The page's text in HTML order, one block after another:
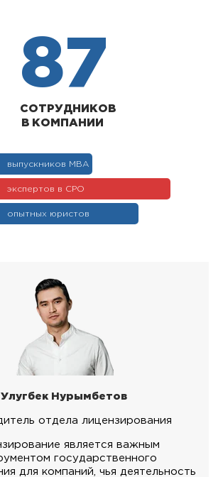
87
СОТРУДНИКОВ
В КОМПАНИИ
выпускников МВА
экспертов в СРО
опытных юристов
Улугбек Нурымбетов
отдела лицензирования
является важным
государственного
для компаний, чья деятельность